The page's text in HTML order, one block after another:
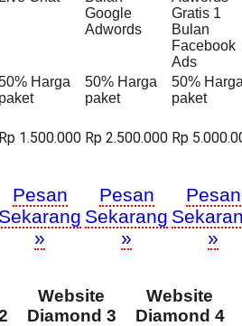
Google
Adwords
Gratis 1
Bulan
Facebook
Ads
Harga
paket
50% Harga
paket
50%
paket
Rp 1.500.000 Rp 2.500.000 Rp
Pesan
Sekarang
»
Pesan
Sekarang
»
Pesan
»
Website
Diamond 3
Website
Diamond 4